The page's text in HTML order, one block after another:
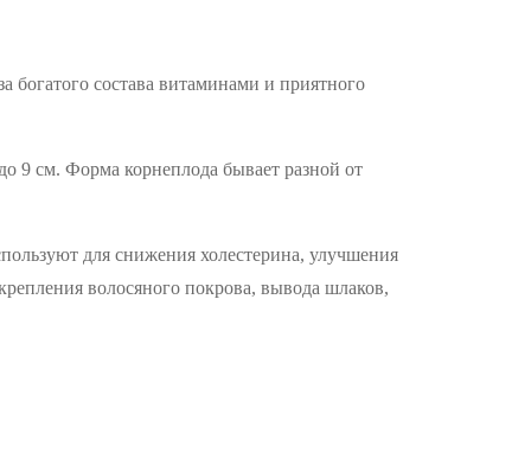
богатого состава витаминами и приятного
9 см. Форма корнеплода бывает разной от
для снижения холестерина, улучшения
волосяного покрова, вывода шлаков,